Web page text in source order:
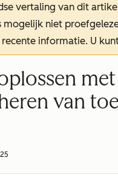
vertaling van dit
niet
informatie. U
van